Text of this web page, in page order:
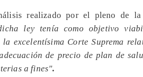
realizado por el pleno de
ley tenía como objetivo
excelentísima Corte Suprema
de precio de plan de
a fines".